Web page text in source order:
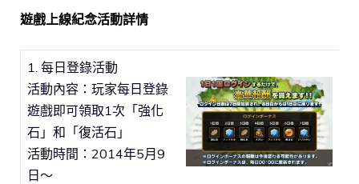
遊戲上線紀念活動詳情
1. 每日登錄活動
活動內容：玩家每日登錄
遊戲即可領取1次「強化
石」和「復活石」
活動時間：2014年5月9
日～